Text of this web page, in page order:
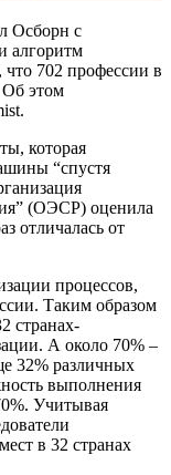
Осборн с
алгоритм
702 профессии в
Об этом
которая
“спустя
(ОЭСР) оценила
отличалась от
процессов,
Таким образом
странах-
А около 70% –
32% различных
выполнения
Учитывая
в 32 странах